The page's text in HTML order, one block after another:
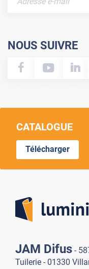
NOUS SUIVRE
CATALOGUE
Télécharger
JAM Difus -
Tuilerie - 01330